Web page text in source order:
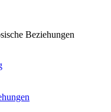
Beziehungen